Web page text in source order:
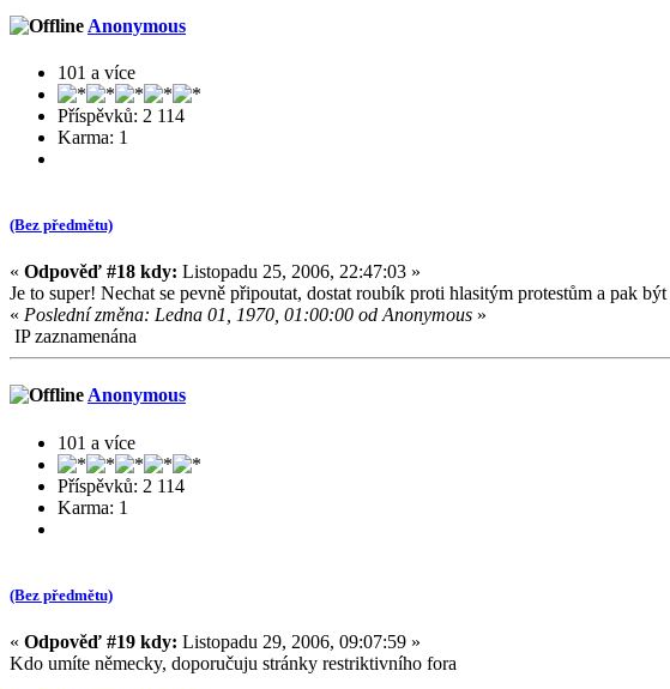
Anonymous
101 a více
Příspěvků: 2 114
Karma: 1
(Bez předmětu)
« Odpověď #18 kdy: Listopadu 25, 2006, 22:47:03 »
Je to super! Nechat se pevně připoutat, dostat roubík proti hlasitým protestům a pak
« Poslední změna: Ledna 01, 1970, 01:00:00 od Anonymous »
IP zaznamenána
Anonymous
101 a více
Příspěvků: 2 114
Karma: 1
(Bez předmětu)
« Odpověď #19 kdy: Listopadu 29, 2006, 09:07:59 »
Kdo umíte německy, doporučuju stránky restriktivního fora